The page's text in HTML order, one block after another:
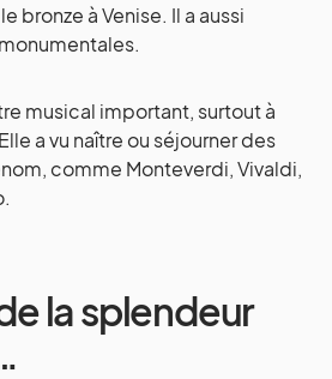
bronze à Venise. Il a aussi
musical important, surtout à
a vu naître ou séjourner des
comme Monteverdi, Vivaldi,
la splendeur